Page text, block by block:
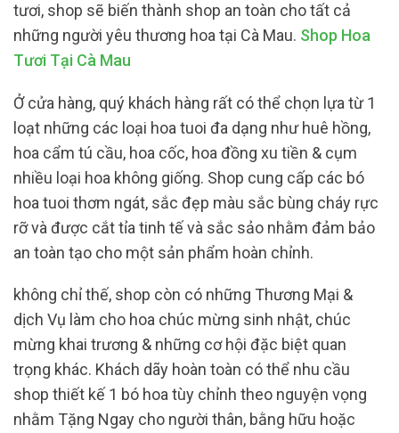
tươi, shop sẽ biến thành shop an toàn cho tất cả
những người yêu thương hoa tại Cà Mau. Shop Hoa
Tươi Tại Cà Mau
Ở cửa hàng, quý khách hàng rất có thể chọn lựa từ 1
loạt những các loại hoa tuoi đa dạng như huê hồng,
hoa cẩm tú cầu, hoa cốc, hoa đồng xu tiền & cụm
nhiều loại hoa không giống. Shop cung cấp các bó
hoa tuoi thơm ngát, sắc đẹp màu sắc bùng cháy rực
rỡ và được cắt tỉa tinh tế và sắc sảo nhằm đảm bảo
an toàn tạo cho một sản phẩm hoàn chỉnh.
không chỉ thế, shop còn có những Thương Mại &
dịch Vụ làm cho hoa chúc mừng sinh nhật, chúc
mừng khai trương & những cơ hội đặc biệt quan
trọng khác. Khách dãy hoàn toàn có thể nhu cầu
shop thiết kế 1 bó hoa tùy chỉnh theo nguyện vọng
nhằm Tặng Ngay cho người thân, bằng hữu hoặc